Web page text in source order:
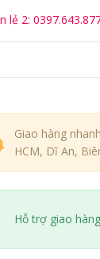
lẻ 2:
Giao hàng
HCM, Dĩ An,
Hỗ trợ giao